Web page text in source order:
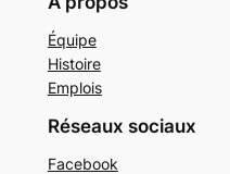
Équipe
Histoire
Emplois
Réseaux sociaux
Facebook